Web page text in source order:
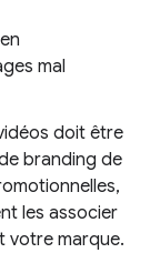
mal
doit être
branding de
les associer
votre marque.